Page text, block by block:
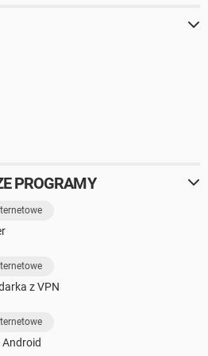
PROGRAMY
z VPN